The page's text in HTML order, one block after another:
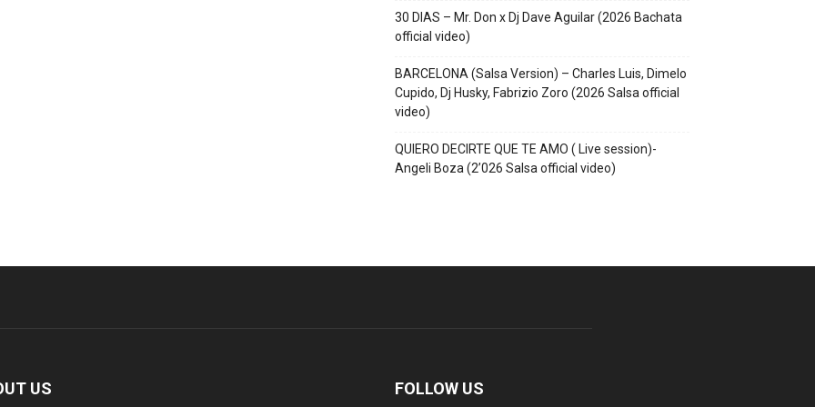
30 DIAS – Mr. Don x Dj Dave Aguilar (2026 Bachata
official video)
BARCELONA (Salsa Version) – Charles Luis, Dimelo
Cupido, Dj Husky, Fabrizio Zoro (2026 Salsa official
video)
QUIERO DECIRTE QUE TE AMO ( Live session)-
Angeli Boza (2’026 Salsa official video)
US FOLLOW US